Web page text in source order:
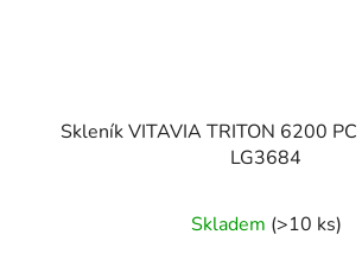
Skleník VITAVIA TRITON 6200
LG3684
Skladem (>10 ks)